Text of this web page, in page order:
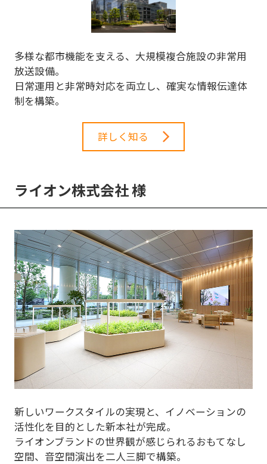
多様な都市機能を支える、大規模複合施設の非常用
放送設備。
日常運用と非常時対応を両立し、確実な情報伝達体
制を構築。
詳しく知る
ライオン株式会社 様
新しいワークスタイルの実現と、イノベーションの
活性化を目的とした新本社が完成。
ライオンブランドの世界観が感じられるおもてなし
空間、音空間演出を二人三脚で構築。